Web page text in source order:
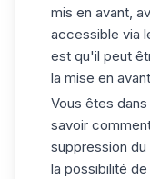
mis en avant,
accessible via
est qu'il peut
la mise en
Vous êtes
savoir
suppression
la possibilité